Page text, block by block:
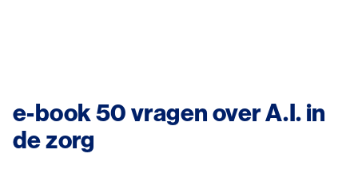
e-book 50 vragen over A.I. in
de zorg